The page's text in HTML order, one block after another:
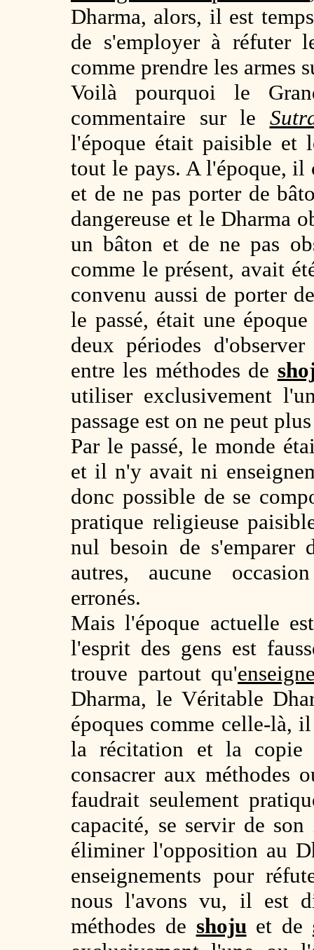
Dharma, alors, il est
de s'employer à réfuter
comme prendre les armes
Voilà pourquoi le
commentaire sur le
l'époque était paisible et
tout le pays. A l'époque, il
et de ne pas porter de
dangereuse et le Dharma
un bâton et de ne pas
comme le présent, avait
convenu aussi de porter
le passé, était une
deux périodes
entre les méthodes de
utiliser exclusivement
passage est on ne peut
Par le passé, le monde
et il n'y avait ni
donc possible de se
pratique religieuse
nul besoin de s'emparer
autres, aucune
erronés.
Mais l'époque actuelle
l'esprit des gens est
trouve partout qu'
Dharma, le Véritable
époques comme celle-là,
la récitation et la
consacrer aux méthodes
faudrait seulement
capacité, se servir de
éliminer l'opposition au
enseignements pour
nous l'avons vu, il est
méthodes de shojuet de